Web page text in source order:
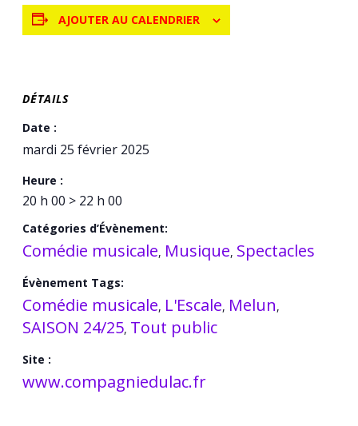
AJOUTER AU CALENDRIER
DÉTAILS
Date :
mardi 25 février 2025
Heure :
20 h 00 > 22 h 00
Catégories d’Évènement:
Comédie musicale, Musique, Spectacles
Évènement Tags:
Comédie musicale, L'Escale, Melun,
SAISON 24/25, Tout public
Site :
www.compagniedulac.fr